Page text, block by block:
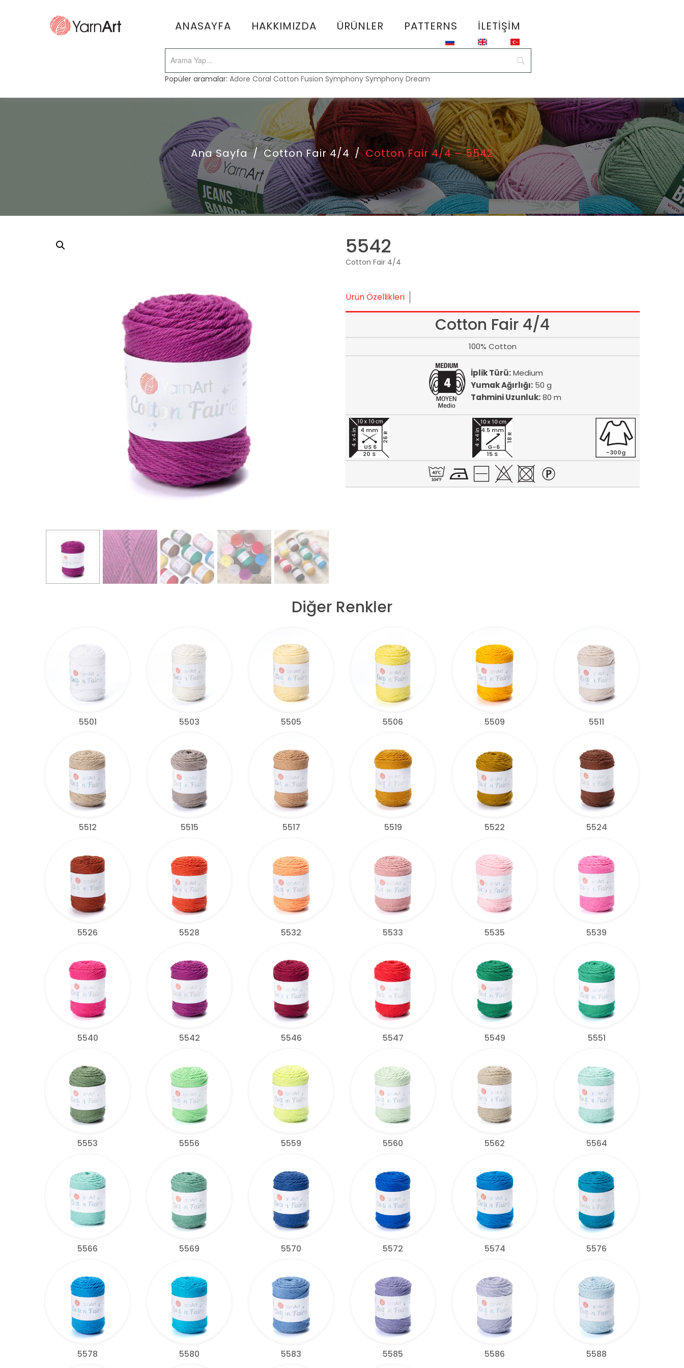
ANASAYFA HAKKIMIZDA ÜRÜNLER PATTERNS İLETIŞIM
Popüler aramalar:Adore Coral Cotton Fusion Symphony Symphony Dream
Ana Sayfa / Cotton Fair 4/4 / Cotton Fair 4/4 – 5542
5542
Cotton Fair 4/4
Ürün Özellikleri
Cotton Fair 4/4
100% Cotton
İplik Türü:Medium
Yumak Ağırlığı:50 g
Tahmini Uzunluk:80 m
20 S
26 R
4 mm
US 6
15 S
18 R
4.5 mm
G-6
~300g
Diğer Renkler
5501 5503 5505 5506 5509 5511
5512 5515 5517 5519 5522 5524
5526 5528 5532 5533 5535 5539
5540 5542 5546 5547 5549 5551
5553 5556 5559 5560 5562 5564
5566 5569 5570 5572 5574 5576
5578 5580 5583 5585 5586 5588